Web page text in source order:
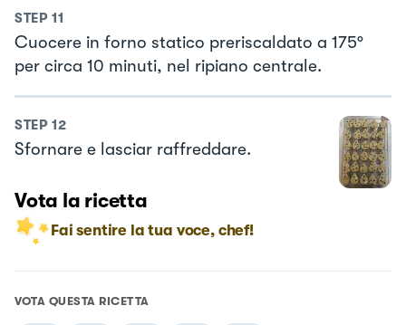
STEP 11
Cuocere in forno statico preriscaldato a 175°
per circa 10 minuti, nel ripiano centrale.
STEP 12
Sfornare e lasciar raffreddare.
Vota la ricetta
Fai sentire la tua voce, chef!
VOTA QUESTA RICETTA